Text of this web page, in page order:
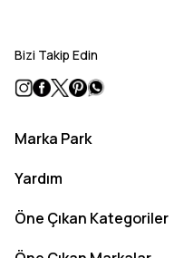
Bizi Takip Edin
Marka Park
Yardım
Öne Çıkan Kategoriler